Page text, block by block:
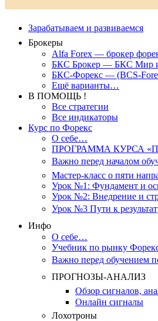
Зарабатываем и развиваемся
Брокеры
Alfa Forex — брокер
БКС Брокер — БКС Мир
БКС-Форекс — (BCS-
Ещё варианты…
В ПОМОЩЬ !
Все стратегии
Все индикаторы
Курс по Форекс
О себе…
ПРОГРАММА КУРСА
Важно перед началом
Мастер-класс о пяти
Урок №1: Фундамент и
Урок №2: Внедрение и
Урок №3 Пути к
Инфо
О себе…
Учебник по рынку
Важно перед обучением
ПРОГНОЗЫ-АНАЛИЗ
Обзор сигналов,
Онлайн сигналы
Лохотроны